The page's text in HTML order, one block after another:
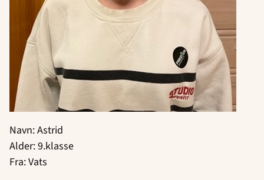
Navn: Astrid
Alder: 9.klasse
Fra: Vats